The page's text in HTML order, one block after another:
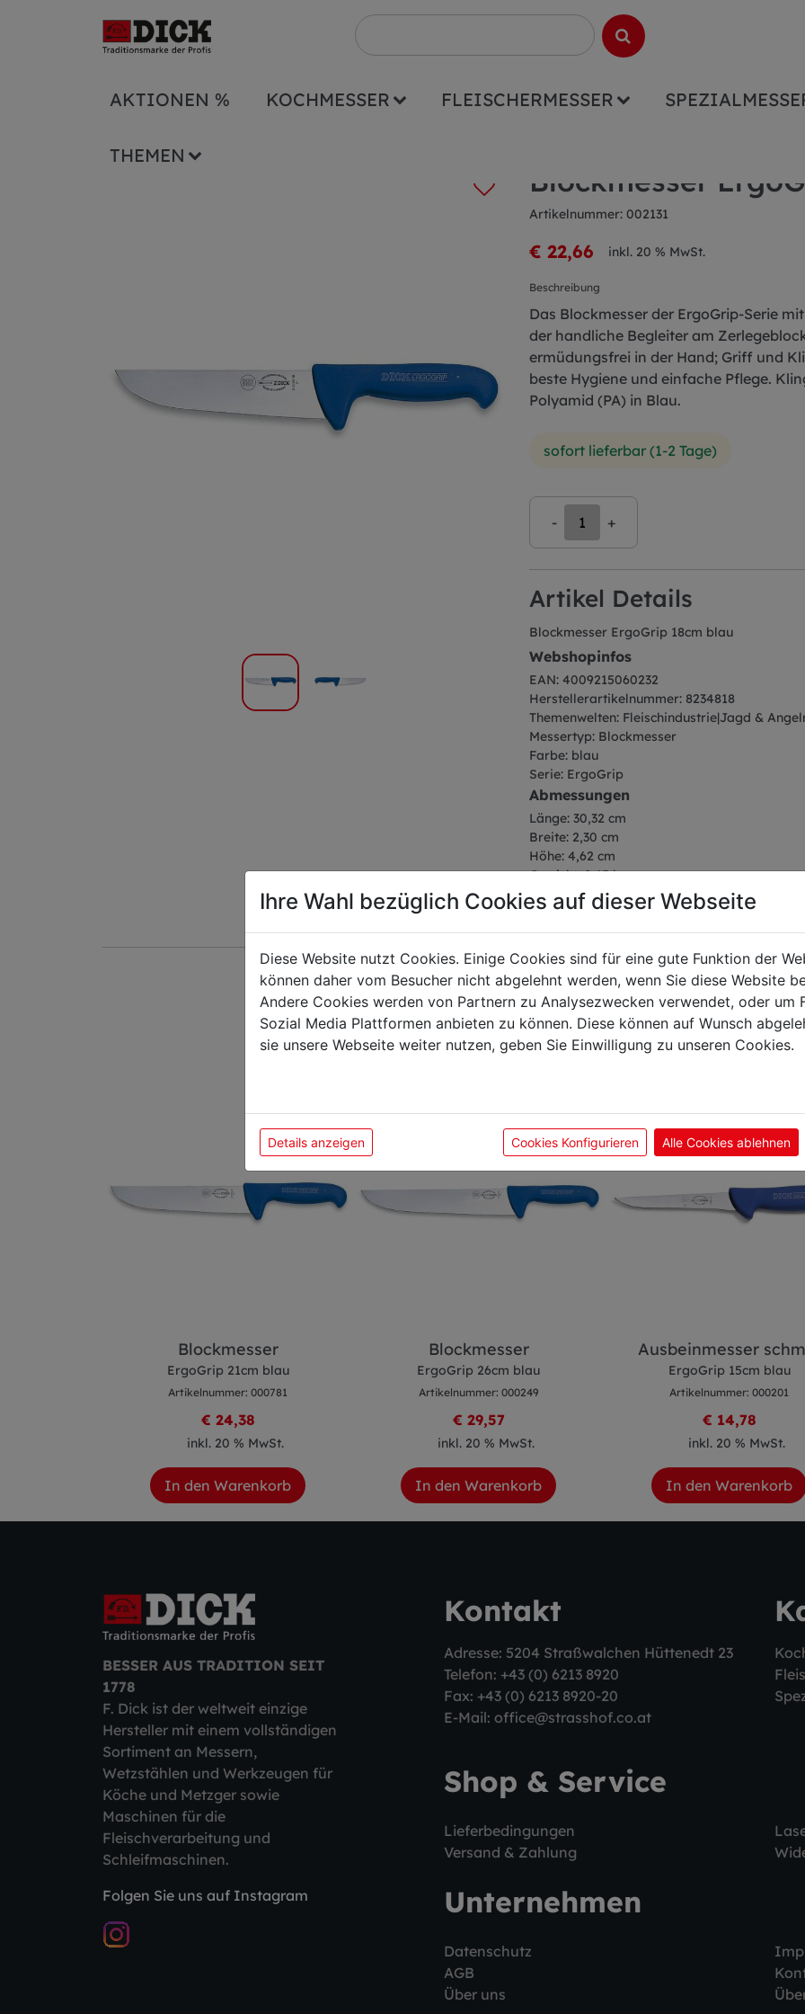
AKTIONEN % KOCHMESSER FLEISCHERMESSER
THEMEN
Blockmesser
Artikelnummer: 002131
€ 22,66 inkl. 20 % MwSt.
Beschreibung
Das Blockmesser der ErgoGrip-Serie
der handliche Begleiter am
ermüdungsfrei in der Hand; Griff und
beste Hygiene und einfache Pflege.
Polyamid (PA) in Blau.
sofort lieferbar (1-2 Tage)
- +
Artikel Details
Blockmesser ErgoGrip 18cm blau
Webshopinfos
EAN: 4009215060232
Herstellerartikelnummer: 8234818
Themenwelten: Fleischindustrie|Jagd &
Messertyp: Blockmesser
Farbe: blau
Serie: ErgoGrip
Abmessungen
Länge: 30,32 cm
Breite: 2,30 cm
Höhe: 4,62 cm
Gewicht: 0,15 kg
Klingenlänge: 18 cm
Das könnte Sie auch
Blockmesser
ErgoGrip 21cm blau
Artikelnummer: 000781
€ 24,38
inkl. 20 % MwSt.
In den Warenkorb
Blockmesser
ErgoGrip 26cm blau
Artikelnummer: 000249
€ 29,57
inkl. 20 % MwSt.
In den Warenkorb
Ausbeinmesser
ErgoGrip 15cm blau
Artikelnummer: 000201
€ 14,78
inkl. 20 % MwSt.
In den Warenkorb
BESSER AUS TRADITION SEIT
1778
F. Dick ist der weltweit einzige
Hersteller mit einem vollständigen
Sortiment an Messern,
Wetzstählen und Werkzeugen für
Köche und Metzger sowie
Maschinen für die
Fleischverarbeitung und
Schleifmaschinen.
Folgen Sie uns auf Instagram
Kontakt
Adresse: 5204 Straßwalchen Hüttenedt 23
Telefon: +43 (0) 6213 8920
Fax: +43 (0) 6213 8920-20
E-Mail: office@strasshof.co.at
Shop & Service
Lieferbedingungen
Versand & Zahlung
Unternehmen
Datenschutz
AGB
Über uns
Ihre Wahl bezüglich Cookies auf dieser Webseite
Diese Website nutzt Cookies. Einige Cookies sind für eine gute Funktion der
können daher vom Besucher nicht abgelehnt werden, wenn Sie diese Website
Andere Cookies werden von Partnern zu Analysezwecken verwendet, oder um
Sozial Media Plattformen anbieten zu können. Diese können auf Wunsch
sie unsere Webseite weiter nutzen, geben Sie Einwilligung zu unseren Cookies.
Details anzeigen Cookies Konfigurieren Alle Cookies ablehnen